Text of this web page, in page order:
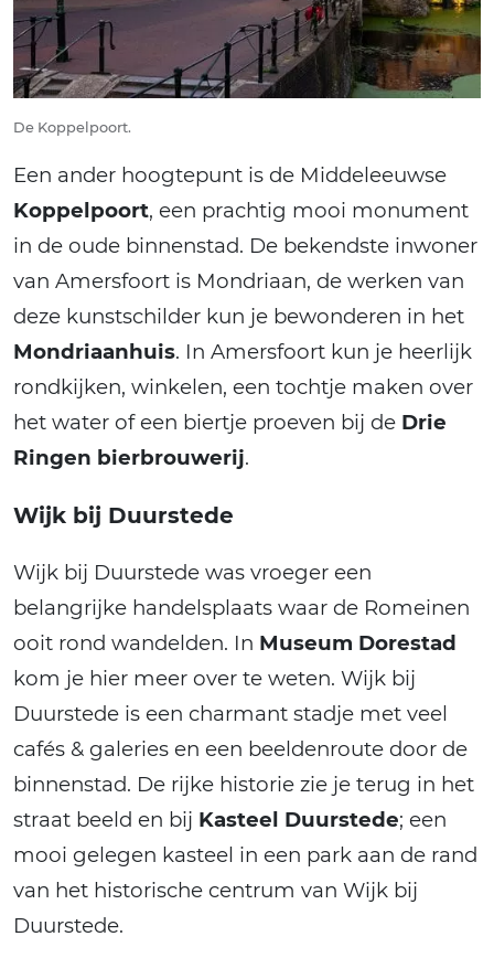
De Koppelpoort.
Een ander hoogtepunt is de Middeleeuwse
Koppelpoort, een prachtig mooi monument
in de oude binnenstad. De bekendste inwoner
van Amersfoort is Mondriaan, de werken van
deze kunstschilder kun je bewonderen in het
Mondriaanhuis. In Amersfoort kun je heerlijk
rondkijken, winkelen, een tochtje maken over
het water of een biertje proeven bij de Drie
Ringen bierbrouwerij.
Wijk bij Duurstede
Wijk bij Duurstede was vroeger een
belangrijke handelsplaats waar de Romeinen
ooit rond wandelden. In Museum Dorestad
kom je hier meer over te weten. Wijk bij
Duurstede is een charmant stadje met veel
cafés & galeries en een beeldenroute door de
binnenstad. De rijke historie zie je terug in het
straat beeld en bij Kasteel Duurstede; een
mooi gelegen kasteel in een park aan de rand
van het historische centrum van Wijk bij
Duurstede.